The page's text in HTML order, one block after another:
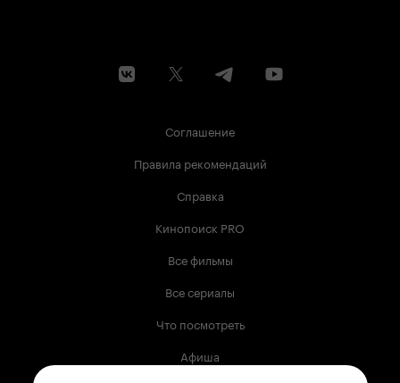
Соглашение
Правила рекомендаций
Справка
Кинопоиск PRO
Все фильмы
Все сериалы
Что посмотреть
Афиша